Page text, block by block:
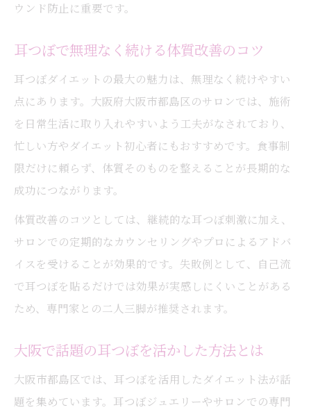
耳つぼ施術の人気の秘密と地域ニーズ
耳つぼが大阪市都島区で話題の理由とは
無理なく続く栄養管理と耳つぼの相乗効果
耳つぼと栄養管理が続けやすい理由とは
耳つぼ利用で無理なく食事管理を習慣化
耳つぼ×栄養管理で健康ダイエットを継続
耳つぼと食生活改善の相乗効果が生まれる
仕組み
耳つぼでストレスなく栄養管理を実現
ウンド防止に重要です。
耳つぼで無理なく続ける体質改善のコツ
耳つぼダイエットの最大の魅力は、無理なく続けやすい
点にあります。大阪府大阪市都島区のサロンでは、施術
を日常生活に取り入れやすいよう工夫がなされており、
忙しい方やダイエット初心者にもおすすめです。食事制
限だけに頼らず、体質そのものを整えることが長期的な
成功につながります。
体質改善のコツとしては、継続的な耳つぼ刺激に加え、
サロンでの定期的なカウンセリングやプロによるアドバ
イスを受けることが効果的です。失敗例として、自己流
で耳つぼを貼るだけでは効果が実感しにくいことがある
ため、専門家との二人三脚が推奨されます。
大阪で話題の耳つぼを活かした方法とは
大阪市都島区では、耳つぼを活用したダイエット法が話
題を集めています。耳つぼジュエリーやサロンでの専門